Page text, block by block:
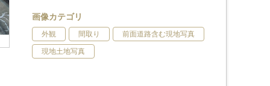
画像カテゴリ
外観 間取り 前面道路含む現地写真
現地土地写真